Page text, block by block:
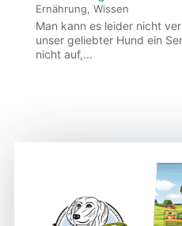
Ernährung, Wissen
Man kann es leider nicht
unser geliebter Hund ein
nicht auf,...